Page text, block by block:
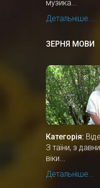
музика...
Детальніше...
ЗЕРНЯ МОВИ
Категорія:
З таїни, з
віки...
Детальніше...